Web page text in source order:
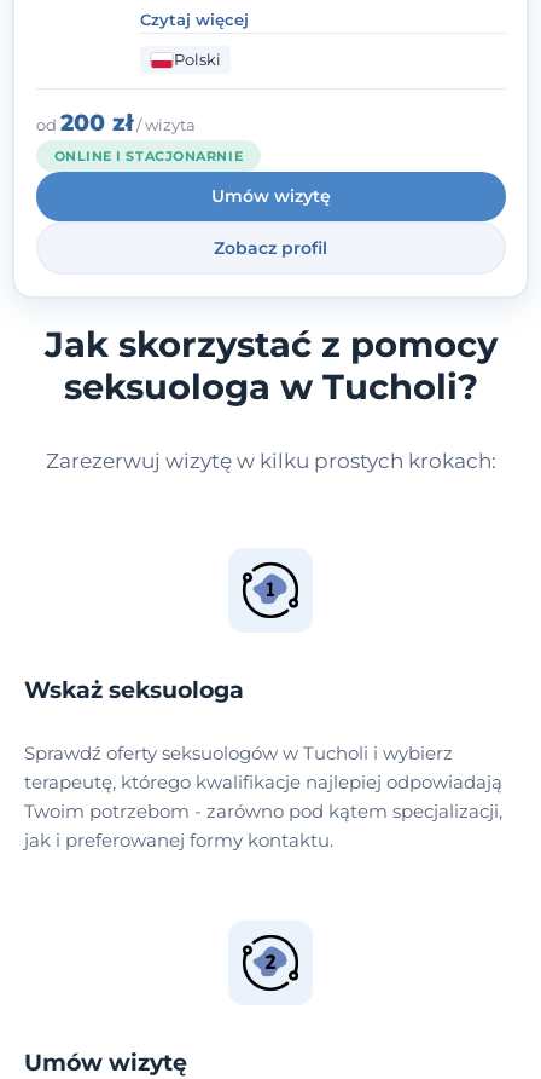
wewnętrzną siłę. Moja droga do
psychologii zaczęła się od życia - pełnego
wyzwań, które nauczyły mnie uważności,
empatii i pokory. Dziś łączę doświadczenie
nauczycielki, psychologa, psychoterapeuty
i seksuologa tworząc bezpieczną
przestrzeń, w której można poczuć spokój i
wsparcie. Nie obiecuję łatwych rozwiązań -
ale mogę obiecać, że będę po Twojej
Czytaj więcej
Polski
od 200 zł/ wizyta
ONLINE I STACJONARNIE
Umów wizytę
Zobacz profil
Jak skorzystać z pomocy
seksuologa w Tucholi?
Zarezerwuj wizytę w kilku prostych krokach:
Wskaż seksuologa
Sprawdź oferty seksuologów w Tucholi i wybierz
terapeutę, którego kwalifikacje najlepiej odpowiadają
Twoim potrzebom - zarówno pod kątem specjalizacji,
jak i preferowanej formy kontaktu.
Umów wizytę